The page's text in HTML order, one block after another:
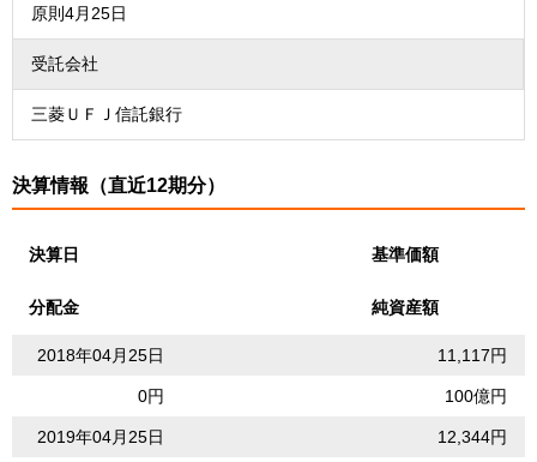
原則4月25日
受託会社
三菱ＵＦＪ信託銀行
決算情報（直近12期分）
決算日 基準価額
分配金 純資産額
2018年04月25日 11,117円
0円 100億円
2019年04月25日 12,344円